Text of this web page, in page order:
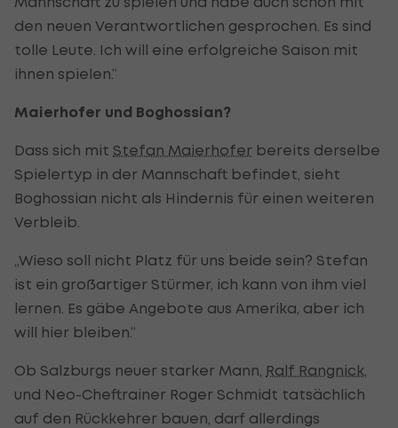
den neuen Verantwortlichen gesprochen. Es sind
tolle Leute. Ich will eine erfolgreiche Saison mit
ihnen spielen.“
Maierhofer und Boghossian?
Dass sich mit Stefan Maierhofer bereits derselbe
Spielertyp in der Mannschaft befindet, sieht
Boghossian nicht als Hindernis für einen weiteren
Verbleib.
„Wieso soll nicht Platz für uns beide sein? Stefan
ist ein großartiger Stürmer, ich kann von ihm viel
lernen. Es gäbe Angebote aus Amerika, aber ich
will hier bleiben.“
Ob Salzburgs neuer starker Mann, Ralf Rangnick
und Neo-Cheftrainer Roger Schmidt tatsächlich
auf den Rückkehrer bauen, darf allerdings